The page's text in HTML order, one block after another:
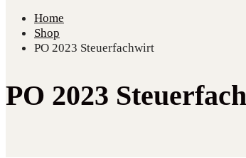
Home
Shop
PO 2023 Steuerfachwirt
PO 2023